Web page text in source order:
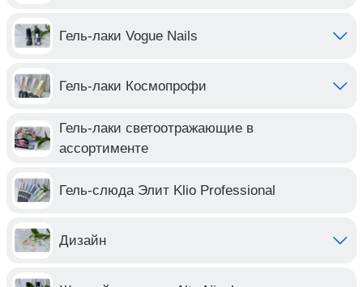
Гель-лаки Vogue Nails
Гель-лаки Космопрофи
Гель-лаки светоотражающие в
ассортименте
Гель-слюда Элит Klio Professional
Дизайн